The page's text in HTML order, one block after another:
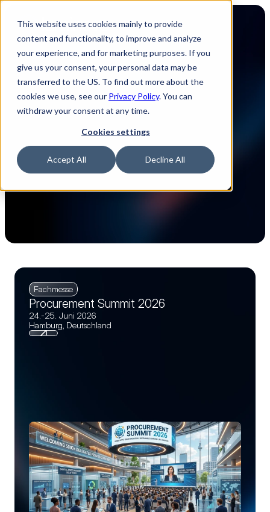
This website uses cookies mainly to provide
content and functionality, to improve and analyze
your experience, and for marketing purposes. If you
give us your consent, your personal data may be
transferred to the US. To find out more about the
cookies we use, see our Privacy Policy. You can
withdraw your consent at any time.
Cookies settings
Accept All Decline All
Bevorstehende
Veranstaltungen
We can’t wait to meet you in person at our
next events! Let’s discuss how Luminovo’s
Fachmesse
Procurement Summit 2026
24.-25. Juni 2026
Hamburg, Deutschland